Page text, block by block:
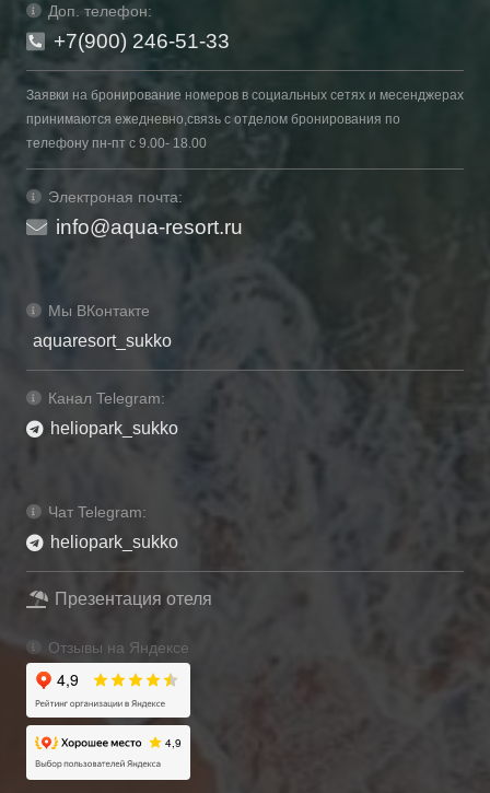
Доп. телефон:
+7(900) 246-51-33
Заявки на бронирование номеров в социальных сетях и месенджерах
принимаются ежедневно,связь с отделом бронирования по
телефону пн-пт с 9.00- 18.00
Электроная почта:
info@aqua-resort.ru
Мы ВКонтакте
aquaresort_sukko
Канал Telegram:
heliopark_sukko
Чат Telegram:
heliopark_sukko
Презентация отеля
Отзывы на Яндексе